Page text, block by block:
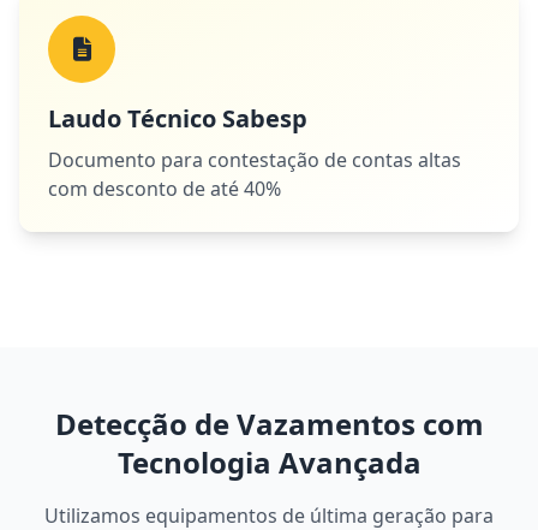
Laudo Técnico Sabesp
Documento para contestação de contas altas
com desconto de até 40%
Detecção de Vazamentos com
Tecnologia Avançada
Utilizamos equipamentos de última geração para